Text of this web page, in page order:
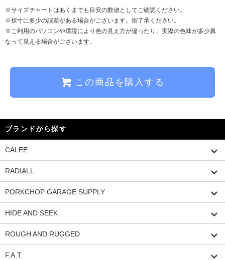
※サイズチャートはあくまでも目安の数値としてご確認ください。
※採寸に多少の誤差がある場合がございます。御了承ください。
※ご利用のパソコンや環境により色の見え方が違ったり、実際の色味が多少異
なって見える場合がございます。
この商品を購入する
ブランドから探す
CALEE
RADIALL
PORKCHOP GARAGE SUPPLY
HIDE AND SEEK
ROUGH AND RUGGED
F.A.T.